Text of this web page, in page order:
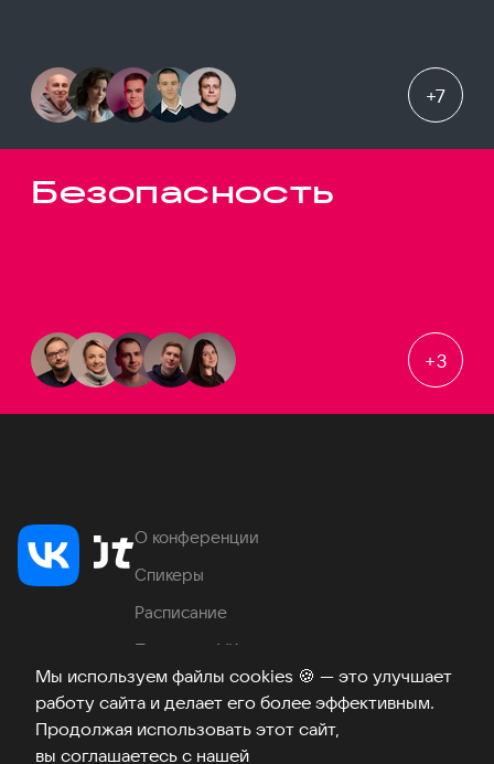
Мы используем файлы cookies 🍪 — это улучшает
работу сайта и делает его более эффективным.
Продолжая использовать этот сайт,
вы соглашаетесь с нашей
+7
Безопасность
+3
О конференции
Спикеры
Расписание
Продукты VK
Место проведения
Часто задаваемые вопросы